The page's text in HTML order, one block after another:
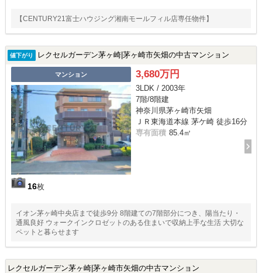
【CENTURY21富士ハウジング湘南モールフィル店専任物件】
値下がり レクセルガーデン茅ヶ崎|茅ヶ崎市矢畑の中古マンション
マンション
16枚
3,680万円
3LDK / 2003年
7階/8階建
神奈川県茅ヶ崎市矢畑
ＪＲ東海道本線 茅ケ崎 徒歩16分
専有面積 85.4㎡
イオン茅ヶ崎中央店まで徒歩9分 8階建ての7階部分につき、陽当たり・
通風良好 ウォークインクロゼットのある住まいで収納上手な生活 大切な
ペットと暮らせます
レクセルガーデン茅ヶ崎|茅ヶ崎市矢畑の中古マンション